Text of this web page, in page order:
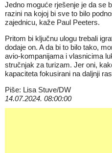
Jedno moguće rješenje je da se
razini na kojoj bi sve to bilo
zajednicu, kaže Paul Peeters.
Pritom bi ključnu ulogu trebali
dodaje on. A da bi to bilo tako,
avio-kompanijama i vlasnicima
stručnjak za turizam. Jer oni,
kapaciteta fokusirani na daljnji
Piše: Lisa Stuve/DW
14.07.2024. 08:00:00